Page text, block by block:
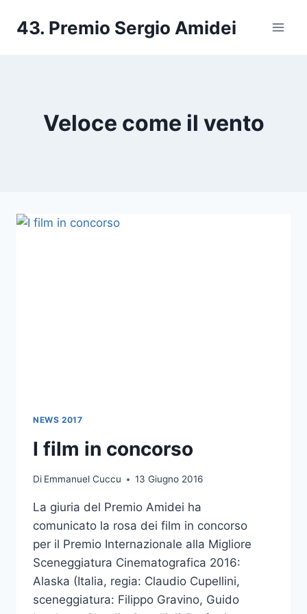
43. Premio Sergio Amidei
Veloce come il vento
NEWS 2017
I film in concorso
Di Emmanuel Cuccu 13 Giugno 2016
La giuria del Premio Amidei ha
comunicato la rosa dei film in concorso
per il Premio Internazionale alla Migliore
Sceneggiatura Cinematografica 2016:
Alaska (Italia, regia: Claudio Cupellini,
sceneggiatura: Filippo Gravino, Guido